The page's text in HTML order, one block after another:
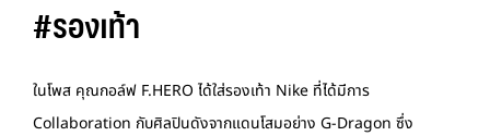
#รองเท้า
ในโพส คุณกอล์ฟ F.HERO ได้ใส่รองเท้า Nike ที่ได้มีการ
Collaboration กับศิลปินดังจากแดนโสมอย่าง G-Dragon ซึ่ง